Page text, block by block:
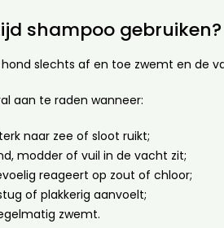
shampoo gebruiken?
hond slechts af en toe zwemt en de
aan te raden wanneer:
naar zee of sloot ruikt;
modder of vuil in de vacht zit;
reageert op zout of chloor;
of plakkerig aanvoelt;
zwemt.